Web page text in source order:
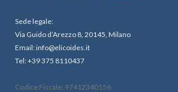
Sede legale:
Via Guido d’Arezzo 8, 20145, Milano
Email: info@elicoides.it
Tel: +39 375 8110437
Codice Fiscale: 97412340156